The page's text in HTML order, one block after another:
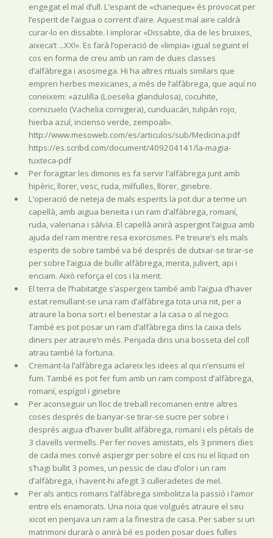
engegat el mal d’ull. L’espant de «chaneque» és provocat per
l’esperit de l’aigua o corrent d’aire. Aquest mal aire caldrà
curar-lo en dissabte. I implorar «Dissabte, dia de les bruixes,
aixeca’t ...XX!». Es farà l’operació de «limpia» igual seguint el
cos en forma de creu amb un ram de dues classes
d’alfàbrega i asosmega. Hi ha altres rituals similars que
empren herbes mexicanes, a més de l’alfàbrega, que aquí no
coneixem: «azulilla (Loeselia glandulosa), cocuhite,
cornizuelo (Vachelia cornigera), cunduacán, tulipán rojo,
hierba azul, incienso verde, zempoali».
http://www.mesoweb.com/es/articulos/sub/Medicina.pdf
https://es.scribd.com/document/409204141/la-magia-
tuxteca-pdf
Per foragitar les dimonis es fa servir l’alfàbrega junt amb
hipèric, llorer, vesc, ruda, milfulles, llorer, ginebre.
L’operació de neteja de mals esperits la pot dur a terme un
capellà, amb aigua beneita i un ram d’alfàbrega, romaní,
ruda, valeriana i sàlvia. El capellà anirà aspergint l’aigua amb
ajuda del ram mentre resa exorcismes. Pe treure’s els mals
esperits de sobre també va bé després de dutxar-se tirar-se
per sobre l’aigua de bullir alfàbrega, menta, julivert, api i
enciam. Això reforça el cos i la ment.
El terra de l’habitatge s’aspergeix també amb l’aigua d’haver
estat remullant-se una ram d’alfàbrega tota una nit, per a
atraure la bona sort i el benestar a la casa o al negoci.
També es pot posar un ram d’alfàbrega dins la caixa dels
diners per atraure’n més. Penjada dins una bosseta del coll
atrau també la fortuna.
Cremant-la l’alfàbrega aclareix les idees al qui n’ensumi el
fum. També es pot fer fum amb un ram compost d’alfàbrega,
romaní, espígol i ginebre
Per aconseguir un lloc de treball recomanen entre altres
coses després de banyar-se tirar-se sucre per sobre i
després aigua d’haver bullit alfàbrega, romaní i els pètals de
3 clavells vermells. Per fer noves amistats, els 3 primers dies
de cada mes convé aspergir per sobre el cos nu el líquid on
s’hagi bullit 3 pomes, un pessic de clau d’olor i un ram
d’alfàbrega, i havent-hi afegit 3 culleradetes de mel.
Per als antics romans l’alfàbrega simbolitza la passió i l’amor
entre els enamorats. Una noia que volgués atraure el seu
xicot en penjava un ram a la finestra de casa. Per saber si un
matrimoni durarà o anirà bé es poden posar dues fulles